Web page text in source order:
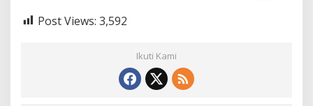
Post Views: 3,592
Ikuti Kami